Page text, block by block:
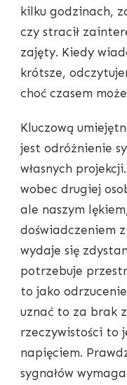
kilku godzinach,
czy stracił
zajęty. Kiedy
krótsze,
choć czasem
Kluczową
jest odróżnienie
własnych
wobec drugiej
ale naszym
doświadczeniem
wydaje się
potrzebuje
to jako
uznać to za brak
rzeczywistości to
napięciem.
sygnałów